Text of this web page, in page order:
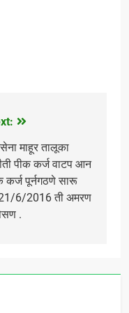
माहूर तालूका
पीक कर्ज वाटप आन
कर्ज पूर्नगठणे सारू
6/2016 ती अमरण
.